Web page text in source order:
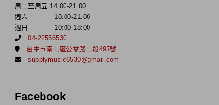
周二至周五 14:00-21:00
週六 10:00-21:00
週日 10:00-18:00
04-22556530
台中市南屯區公益路二段497號
supplymusic6530@gmail.com
Facebook